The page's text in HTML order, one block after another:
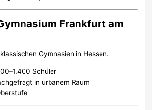
Frankfurt am
Gymnasien in Hessen.
Schüler
in urbanem Raum